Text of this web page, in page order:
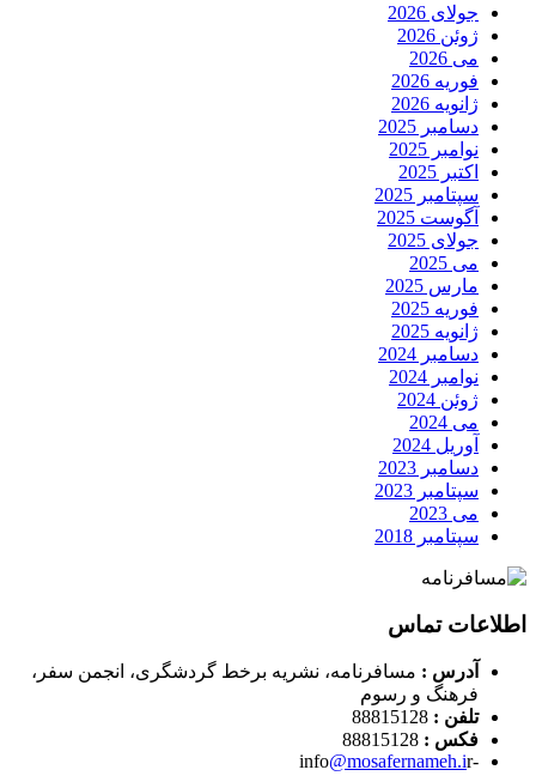
جولای 2026
ژوئن 2026
می 2026
فوریه 2026
ژانویه 2026
دسامبر 2025
نوامبر 2025
اکتبر 2025
سپتامبر 2025
آگوست 2025
جولای 2025
می 2025
مارس 2025
فوریه 2025
ژانویه 2025
دسامبر 2024
نوامبر 2024
ژوئن 2024
می 2024
آوریل 2024
دسامبر 2023
سپتامبر 2023
می 2023
سپتامبر 2018
اطلاعات تماس
آدرس : مسافرنامه، نشریه برخط گردشگری، انجمن سفر،
فرهنگ و رسوم
تلفن :
فکس :
-info
@mosafernameh.ir